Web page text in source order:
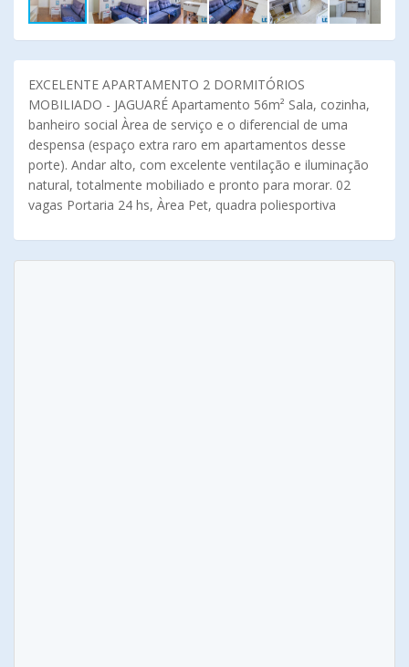
EXCELENTE APARTAMENTO 2 DORMITÓRIOS
MOBILIADO - JAGUARÉ Apartamento 56m² Sala, cozinha,
banheiro social Àrea de serviço e o diferencial de uma
despensa (espaço extra raro em apartamentos desse
porte). Andar alto, com excelente ventilação e iluminação
natural, totalmente mobiliado e pronto para morar. 02
vagas Portaria 24 hs, Àrea Pet, quadra poliesportiva